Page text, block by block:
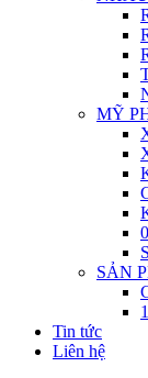
MỸ
SẢN
Tin tức
Liên hệ